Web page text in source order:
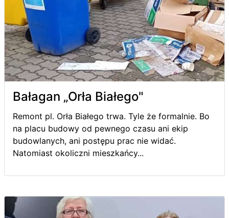
Bałagan „Orła Białego"
Remont pl. Orła Białego trwa. Tyle że formalnie. Bo
na placu budowy od pewnego czasu ani ekip
budowlanych, ani postępu prac nie widać.
Natomiast okoliczni mieszkańcy...